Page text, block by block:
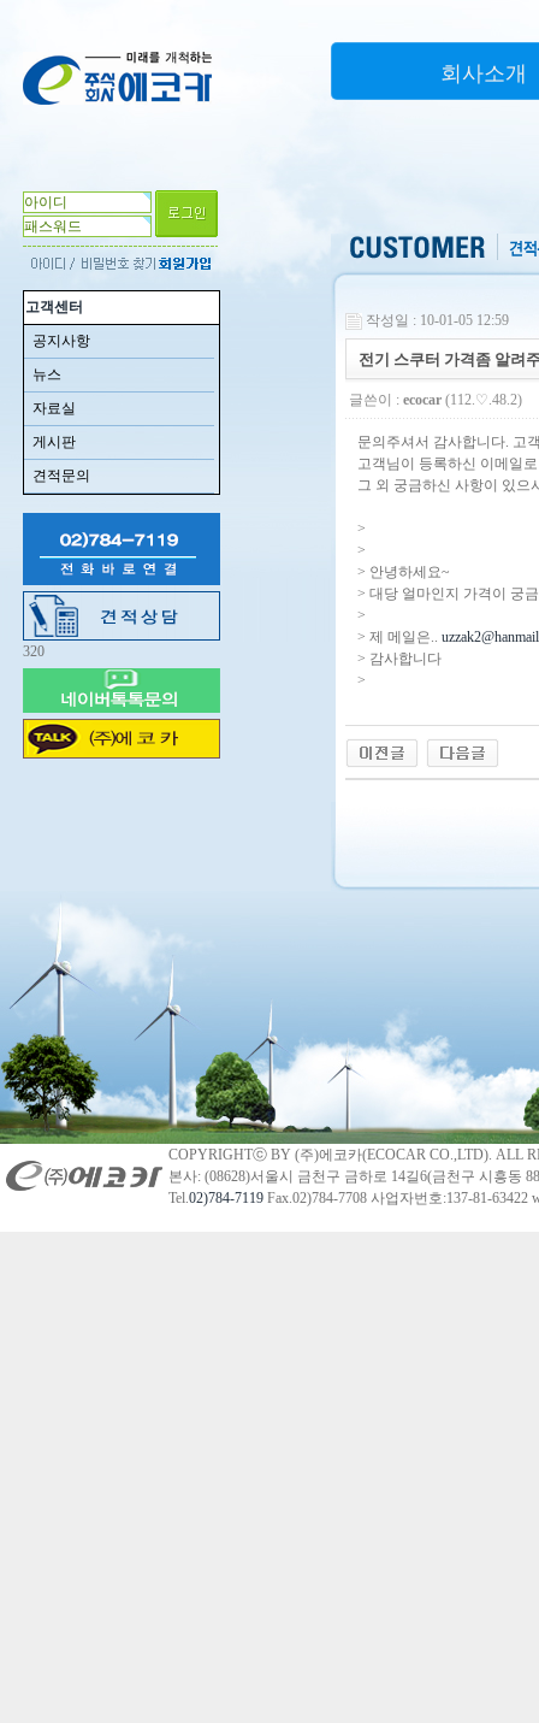
고객센터
공지사항
뉴스
자료실
게시판
견적문의
320
회사소개
작성일 : 10-01-05 12:59
전기 스쿠터 가격좀 알려
글쓴이 : ecocar (112.♡.48.2)
문의주셔서 감사합니다. 고
고객님이 등록하신 이메일
그 외 궁금하신 사항이 있으
>
>
> 안녕하세요~
> 대당 얼마인지 가격이 궁
>
> 제 메일은..
> 감사합니다
>
COPYRIGHTⓒ BY (주)에코카(ECOCAR CO.,LTD). ALL
본사: (08628)서울시 금천구 금하로 14길6(금천구 시흥동
Tel.02)784-7119 Fax.02)784-7708 사업자번호:137-81-63422